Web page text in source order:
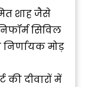
शाह जैसे
सिविल
मोड़
की दीवारों में